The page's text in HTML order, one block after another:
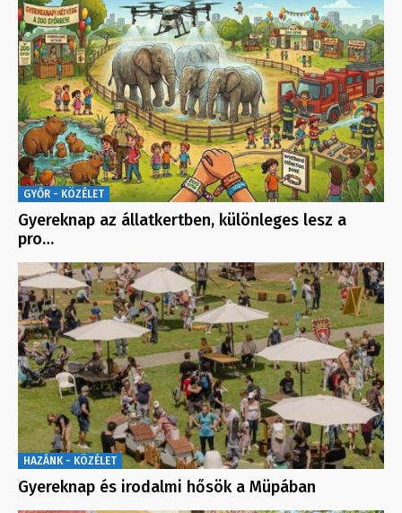
GYŐR - KÖZÉLET
Gyereknap az állatkertben, különleges lesz a
pro…
HAZÁNK - KÖZÉLET
Gyereknap és irodalmi hősök a Müpában